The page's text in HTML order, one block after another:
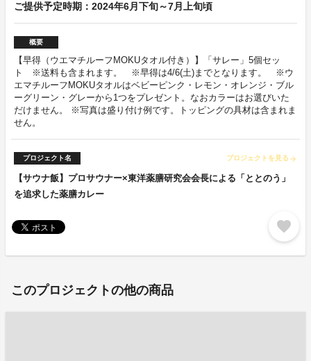
ご提供予定時期：2024年6月下旬～7月上旬頃
概要
【早得（ウエマチルーフMOKUタオル付き）】「サレー」5個セッ
ト ※送料も含まれます。 ※早得は4/6(土)までとなります。 ※ウ
エマチルーフMOKUタオルはベビーピンク・レモン・オレンジ・ブル
ーグリーン・グレーから1つをプレゼント。なおカラーはお選びいた
だけません。 ※写真は盛り付け例です。トッピングの具材は含まれま
せん。
プロジェクト名 プロジェクトを見る arrow_forward
【サウナ飯】プロサウナー×東洋薬膳研究会会長による「ととのう」
を追求した薬膳カレー
favorite
このプロジェクトの他の商品